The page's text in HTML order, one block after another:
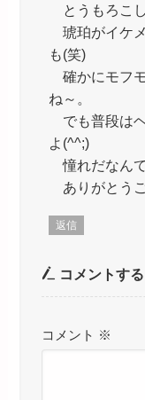
とうもろこ
琥珀がイケ
も(笑)
確かにモフ
ね～。
でも普段は
よ(^^;)
憧れだなん
ありがとう
返信
コメントする
コメント ※